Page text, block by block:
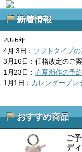
新着情報
2026年
4月 3日： ソフトタイプの
3月16日：価格改定のご
1月23日： 春夏新作の予
1月1日： カレンダープレ
2025年
6月6日：「シュタイフ ソ
おすすめ商品
ご
デ